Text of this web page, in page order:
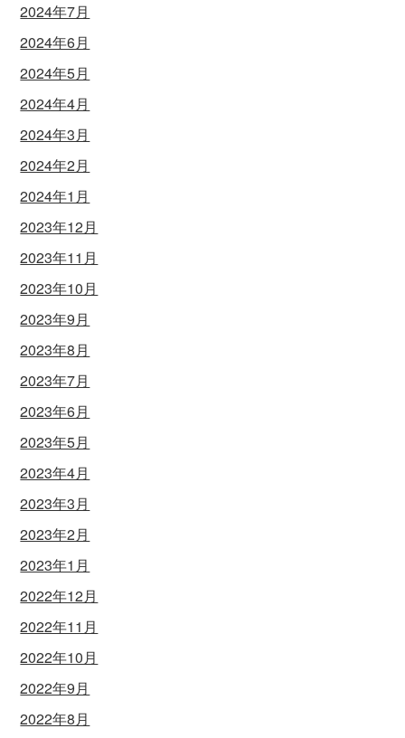
2024年7月
2024年6月
2024年5月
2024年4月
2024年3月
2024年2月
2024年1月
2023年12月
2023年11月
2023年10月
2023年9月
2023年8月
2023年7月
2023年6月
2023年5月
2023年4月
2023年3月
2023年2月
2023年1月
2022年12月
2022年11月
2022年10月
2022年9月
2022年8月